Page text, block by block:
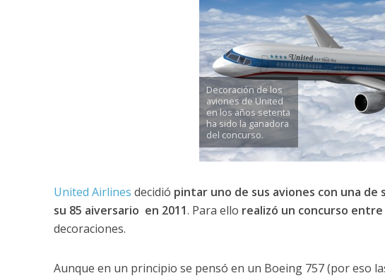
Decoración de los
aviones de United
en los años setenta
ha sido la ganadora
del concurso.
United Airlines decidió pintar uno de sus aviones con una
su 85 aiversario en 2011. Para ello realizó un concurso entre
decoraciones.
Aunque en un principio se pensó en un Boeing 757 (por eso